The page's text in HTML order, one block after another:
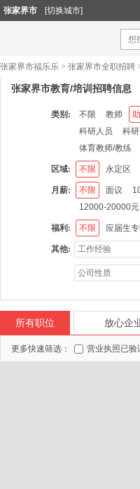
张家界市 [切换城市]
张家界市福乐乐 > 张家界市全职招聘
张家界市教育/培训招聘信息
类别: 不限 教师
科研人员
科
体育教师/教练
区域: 不限 永定区
月薪: 不限 面议
12000-20000元
福利: 不限 应届生
其他:
所有职位 放心企
更多快速筛选： 营业执照已验